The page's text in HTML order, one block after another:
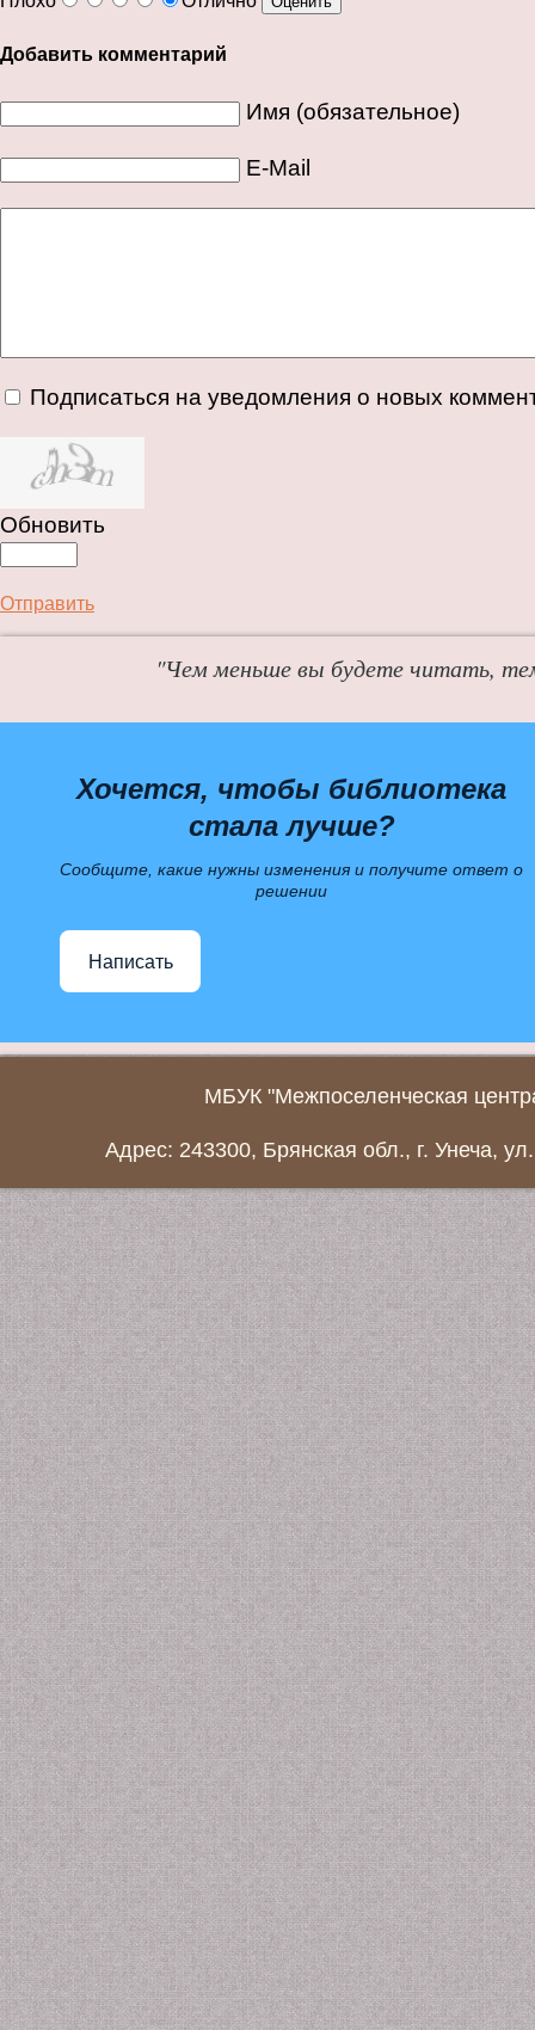
Добавить комментарий
Имя (обязательное)
E-Mail
Подписаться на уведомления о новых
Обновить
Отправить
"Чем меньше вы будете читать,
Хочется, чтобы библиотека
стала лучше?
Сообщите, какие нужны изменения и получите ответ о
решении
Написать
МБУК "Межпоселенческая
Адрес: 243300, Брянская обл., г. Унеча,